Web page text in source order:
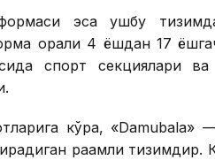
эса ушбу
орқали 4 ёшдан 17
спорт секциялари
кўра, «Damubala»
рақамли